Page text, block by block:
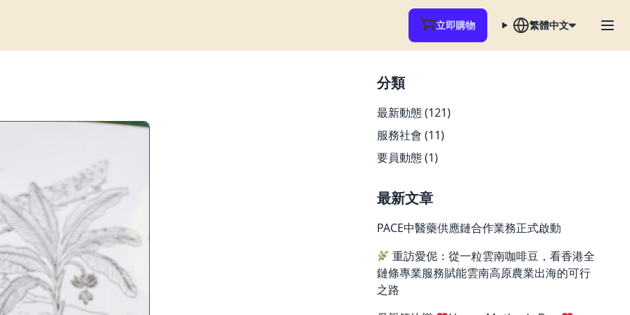
立即購物 繁體中文
分類
最新動態(121)
服務社會 (11)
要員動態(1)
最新文章
PACE中醫藥供應鏈合作業務正式啟動
重訪愛伲：從一粒雲南咖啡豆，看香港全
鏈條專業服務賦能雲南高原農業出海的可行
之路